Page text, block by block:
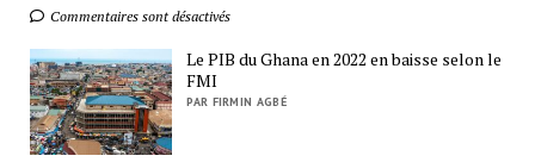
Commentaires sont désactivés
Le PIB du Ghana en 2022 en baisse selon le
FMI
PAR FIRMIN AGBÉ